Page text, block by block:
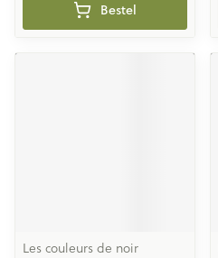
Bestel
Les couleurs de noir